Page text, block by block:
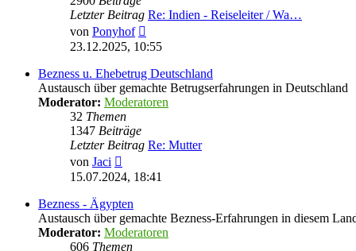
Letzter Beitrag Re: Indien - Reiseleiter / Wa…
von Ponyhof
Beitrag
23.12.2025, 10:55
Bezness u. Ehebetrug Deutschland
Austausch über gemachte Betrugserfahrungen in Deutschland
Moderator: Moderatoren
32 Themen
1347 Beiträge
Letzter Beitrag Re: Mutter
von Jaci
Beitrag
15.07.2024, 18:41
Bezness - Ägypten
Austausch über gemachte Bezness-Erfahrungen in diesem
Moderator: Moderatoren
606 Themen